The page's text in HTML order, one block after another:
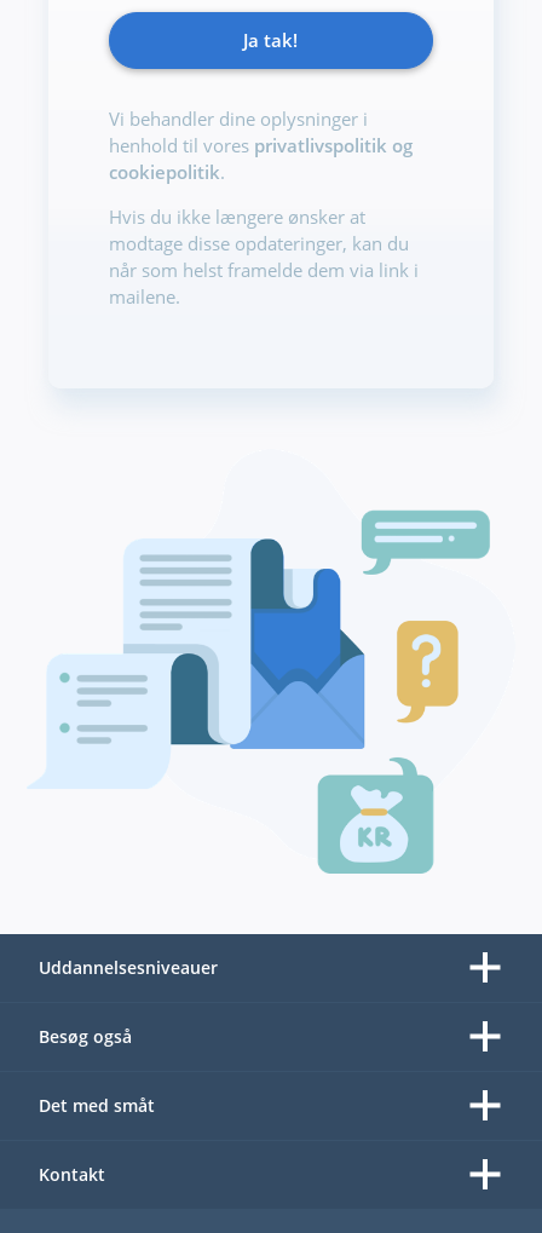
Ja tak!
Vi behandler dine oplysninger i
henhold til vores privatlivspolitik og
cookiepolitik.
Hvis du ikke længere ønsker at
modtage disse opdateringer, kan du
når som helst framelde dem via link i
mailene.
Uddannelsesniveauer
Besøg også
Det med småt
Kontakt